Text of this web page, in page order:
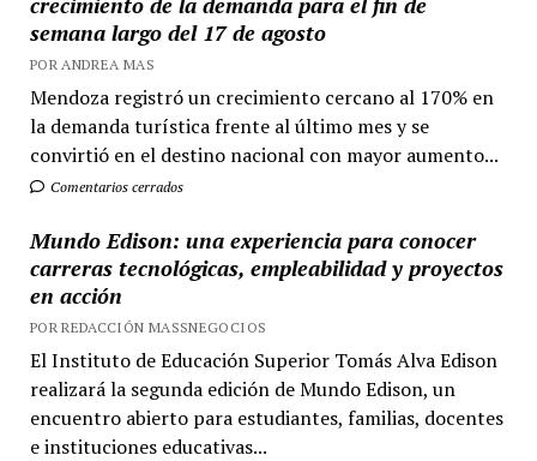
semana largo del 17 de agosto
POR ANDREA MAS
Mendoza registró un crecimiento cercano al 170% en
la demanda turística frente al último mes y se
convirtió en el destino nacional con mayor aumento...
Comentarios cerrados
Mundo Edison: una experiencia para conocer
carreras tecnológicas, empleabilidad y proyectos
en acción
POR REDACCIÓN MASSNEGOCIOS
El Instituto de Educación Superior Tomás Alva Edison
realizará la segunda edición de Mundo Edison, un
encuentro abierto para estudiantes, familias, docentes
e instituciones educativas...